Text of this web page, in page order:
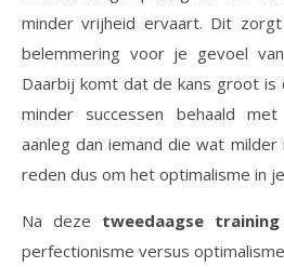
minder vrijheid ervaart. Dit
belemmering voor je gevoel
Daarbij komt dat de kans groot is
minder successen behaald
aanleg dan iemand die wat
reden dus om het optimalisme in
Na deze tweedaagse training
perfectionisme versus